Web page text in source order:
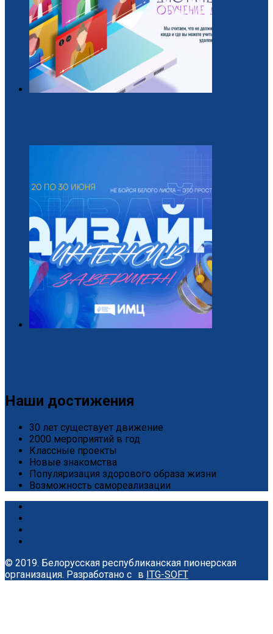
Наши достижения
30 лет существует движение
2000 мероприятий в год
Классные проекты
Новые знакомства
Популяризация здорового образа жизни
Возможность самореализации
© 2019. Белорусская республиканская пионерская
организация. Разработано с в ITG-SOFT